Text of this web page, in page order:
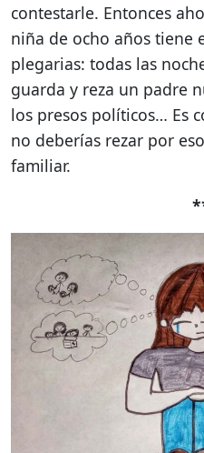
contestarle. Entonces
niña de ocho años tiene
plegarias: todas las
guarda y reza un padre
los presos políticos… Es
no deberías rezar por
familiar.